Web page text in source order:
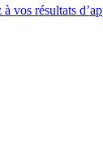
vos résultats